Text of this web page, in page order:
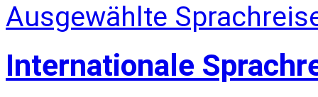
Ausgewählte
Internationale